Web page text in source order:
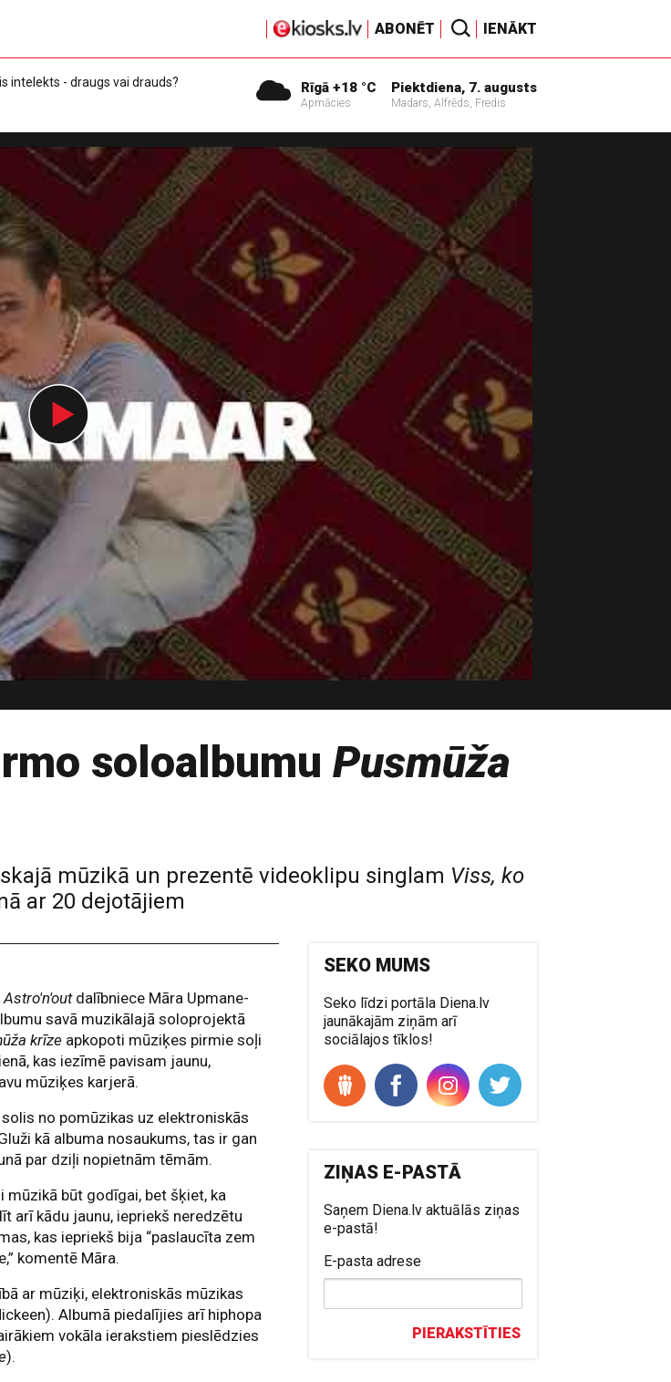
ABONĒT IENĀKT
intelekts - draugs vai drauds?
Rīgā +18 °C
Apmācies
Piektdiena, 7. augusts
Madars, Alfrēds, Fredis
soloalbumu Pusmūža
mūzikā un prezentē videoklipu singlam Viss, ko
ar 20 dejotājiem
Astro'n'out dalībniece Māra Upmane-
savā muzikālajā soloprojektā
krīze apkopoti mūziķes pirmie soļi
kas iezīmē pavisam jaunu,
mūziķes karjerā.
no pomūzikas uz elektroniskās
kā albuma nosaukums, tas ir gan
par dziļi nopietnām tēmām.
mūzikā būt godīgai, bet šķiet, ka
arī kādu jaunu, iepriekš neredzētu
kas iepriekš bija “paslaucīta zem
komentē Māra.
ar mūziķi, elektroniskās mūzikas
Albumā piedalījies arī hiphopa
vokāla ierakstiem pieslēdzies
).
SEKO MUMS
Seko līdzi portāla Diena.lv
jaunākajām ziņām arī
sociālajos tīklos!
ZIŅAS E-PASTĀ
Saņem Diena.lv aktuālās ziņas
e-pastā!
E-pasta adrese
PIERAKSTĪTIES